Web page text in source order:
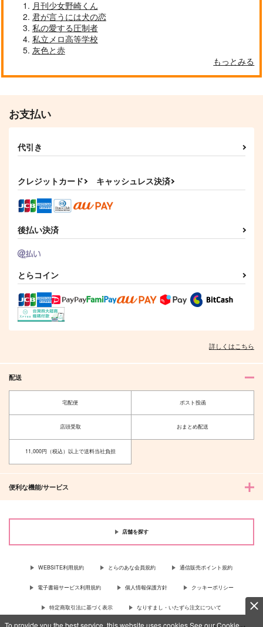
To provide you the best service, this website uses cookies.See our Cookie
月刊少女野崎くん
君が言うには犬の恋
私の愛する圧制者
私立メロ高等学校
灰色と赤
もっとみる
お支払い
代引き
クレジットカード キャッシュレス決済
後払い決済
とらコイン
詳しくはこちら
配送
宅配便 ポスト投函
店頭受取 おまとめ配送
11,000円（税込）以上で送料当社負担
便利な機能/サービス
店舗を探す
WEBSITE利用規約 とらのあな会員規約 通信販売ポイント規約
電子書籍サービス利用規約 個人情報保護方針 クッキーポリシー
特定商取引法に基づく表示 なりすまし・いたずら注文について